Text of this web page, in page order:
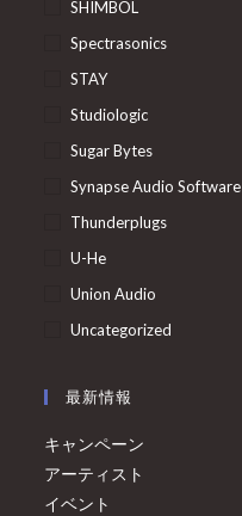
SHIMBOL
Spectrasonics
STAY
Studiologic
Sugar Bytes
Synapse Audio Software
Thunderplugs
U-He
Union Audio
Uncategorized
最新情報
キャンペーン
アーティスト
イベント